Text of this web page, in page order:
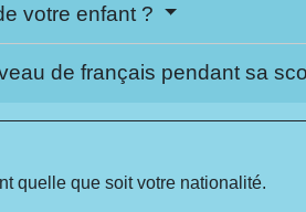
votre enfant ?
de français pendant sa
quelle que soit votre nationalité.